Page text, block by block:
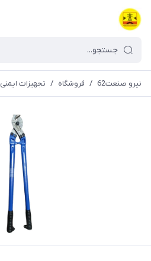
نیرو صنعت62 / فروشگاه / تجهیزات ایمنی